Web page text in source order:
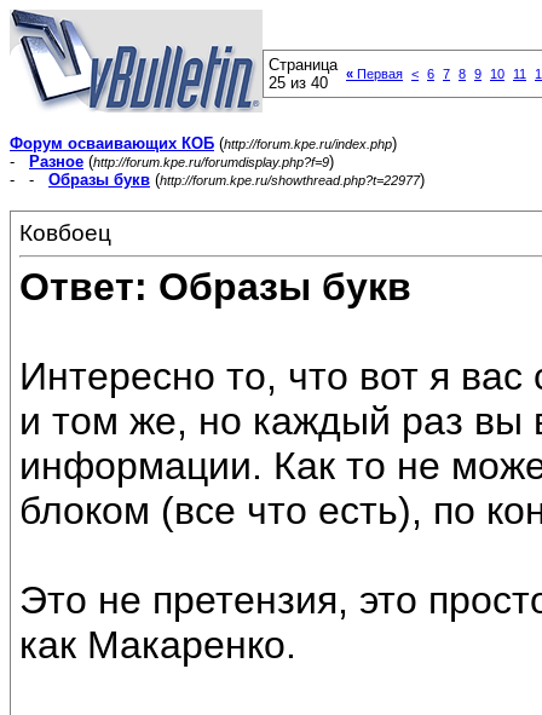
Страница
25 из 40
« Первая < 6 7 8 9 10 11
Форум осваивающих КОБ (http://forum.kpe.ru/index.php)
-
Разное (http://forum.kpe.ru/forumdisplay.php?f=9)
- - Образы букв (http://forum.kpe.ru/showthread.php?t=22977)
Ковбоец
Ответ: Образы букв
Интересно то, что вот я
и том же, но каждый раз вы
информации. Как то не
блоком (все что есть), по
Это не претензия, это
как Макаренко.